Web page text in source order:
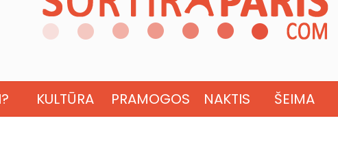
KULTŪRA PRAMOGOS NAKTIS ŠEIMA